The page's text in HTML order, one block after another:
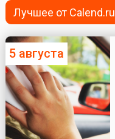
Лучшее от Calend.ru
5 августа